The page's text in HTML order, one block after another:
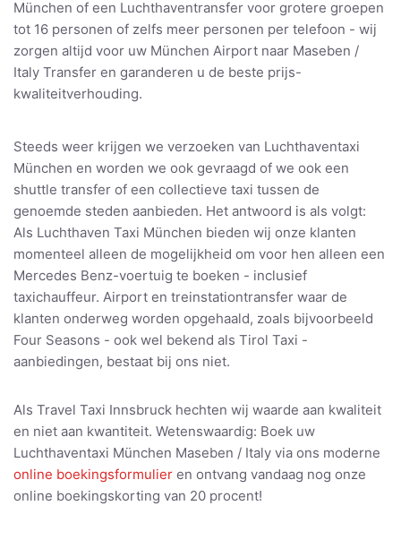
München of een Luchthaventransfer voor grotere groepen
tot 16 personen of zelfs meer personen per telefoon - wij
zorgen altijd voor uw München Airport naar Maseben /
Italy Transfer en garanderen u de beste prijs-
kwaliteitverhouding.
Steeds weer krijgen we verzoeken van Luchthaventaxi
München en worden we ook gevraagd of we ook een
shuttle transfer of een collectieve taxi tussen de
genoemde steden aanbieden. Het antwoord is als volgt:
Als Luchthaven Taxi München bieden wij onze klanten
momenteel alleen de mogelijkheid om voor hen alleen een
Mercedes Benz-voertuig te boeken - inclusief
taxichauffeur. Airport en treinstationtransfer waar de
klanten onderweg worden opgehaald, zoals bijvoorbeeld
Four Seasons - ook wel bekend als Tirol Taxi -
aanbiedingen, bestaat bij ons niet.
Als Travel Taxi Innsbruck hechten wij waarde aan kwaliteit
en niet aan kwantiteit. Wetenswaardig: Boek uw
Luchthaventaxi München Maseben / Italy via ons moderne
online boekingsformulier en ontvang vandaag nog onze
online boekingskorting van 20 procent!